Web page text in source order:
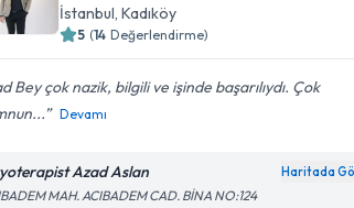
İstanbul, Kadıköy
5 (14 Değerlendirme)
Bey çok nazik, bilgili ve işinde başarılıydı. Çok
Devamı
Azad Aslan Haritada
MAH. ACIBADEM CAD. BİNA NO:124